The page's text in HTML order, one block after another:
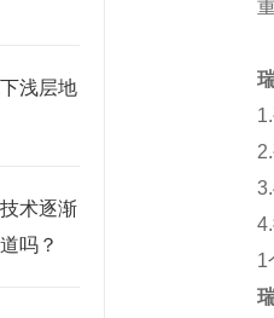
浅层地
术逐渐
吗？